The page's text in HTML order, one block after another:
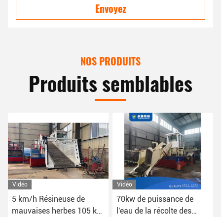
Envoyez
NOS PRODUITS
Produits semblables
Vidéo
5 km/h Résineuse de
mauvaises herbes 105 kW
Vidéo
70kw de puissance de
l'eau de la récolte des